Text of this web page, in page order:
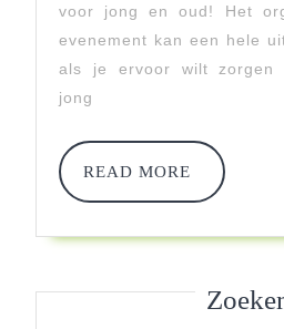
voor jong en oud! Het
evenement kan een hele
als je ervoor wilt zorgen
jong
READ MORE
READ
MORE